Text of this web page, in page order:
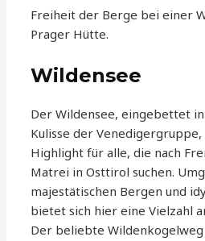
Freiheit der Berge bei einer
Prager Hütte.
Wildensee
Der Wildensee, eingebettet
Kulisse der
Highlight für alle, die nach
Matrei in Osttirol suchen.
majestätischen Bergen und
bietet sich hier eine Vielzahl
Der beliebte